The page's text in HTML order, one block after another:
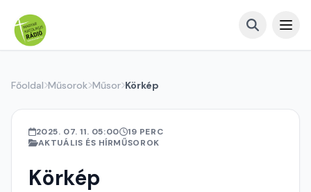
Főoldal Műsorok Műsor Körkép
2025. 07. 11. 05:00
19 PERC
AKTUÁLIS ÉS HÍRMŰSOROK
Körkép